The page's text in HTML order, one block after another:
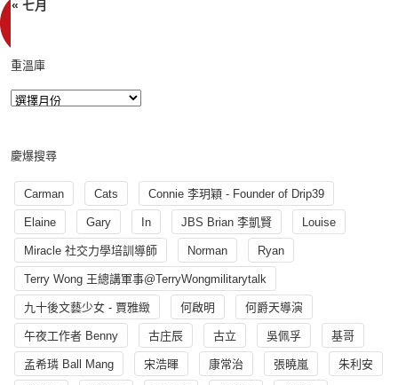
« 七月
重溫庫
慶爆搜尋
Carman Cats Connie 李玥穎 - Founder of Drip39
Elaine Gary In JBS Brian 李凱賢 Louise
Miracle 社交力學培訓導師 Norman Ryan
Terry Wong 王總講軍事@TerryWongmilitarytalk
九十後文藝少女 - 賈雅緻 何啟明 何爵天導演
午夜工作者 Benny 古庄辰 古立 吳佩孚 基哥
孟希璘 Ball Mang 宋浩暉 康常治 張曉嵐 朱利安